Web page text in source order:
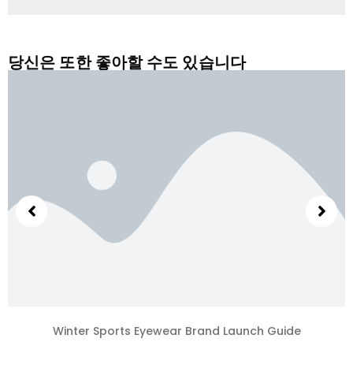
당신은 또한 좋아할 수도 있습니다
Winter Sports Eyewear Brand Launch Guide